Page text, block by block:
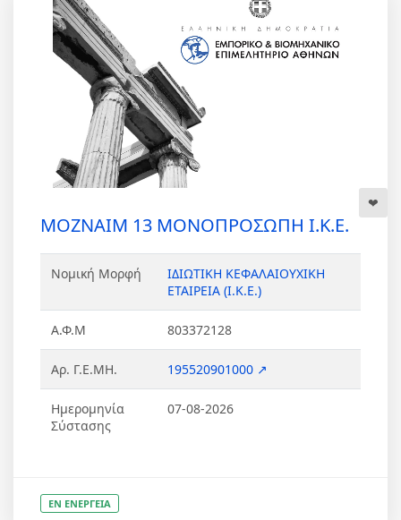
MOZNAIM 13 ΜΟΝΟΠΡΟΣΩΠΗ Ι.Κ.Ε.
Νομική Μορφή
ΙΔΙΩΤΙΚΗ ΚΕΦΑΛΑΙΟΥΧΙΚΗ
ΕΤΑΙΡΕΙΑ (Ι.Κ.Ε.)
Α.Φ.Μ 803372128
Αρ. Γ.Ε.ΜΗ. 195520901000 ↗
Ημερομηνία
Σύστασης
07-08-2026
ΕΝ ΕΝΕΡΓΕΙΑ